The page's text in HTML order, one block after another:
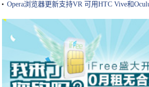
Opera浏览器更新支持VR 可用HTC Vive和